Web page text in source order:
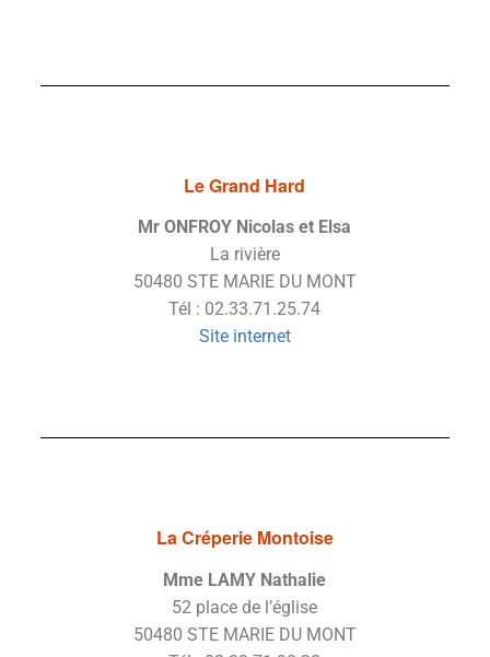
Le Grand Hard
Mr ONFROY Nicolas et Elsa
La rivière
50480 STE MARIE DU MONT
Tél : 02.33.71.25.74
Site internet
La Créperie Montoise
Mme LAMY Nathalie
52 place de l’église
50480 STE MARIE DU MONT